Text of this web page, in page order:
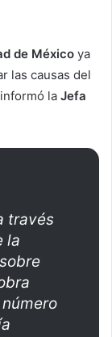
de México ya
las causas del
la Jefa
través
la